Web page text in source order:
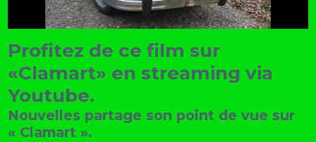
Profitez de ce film sur
«Clamart» en streaming via
Youtube.
Nouvelles partage son point de vue sur
« Clamart ».